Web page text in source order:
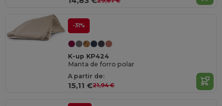
-31%
K-up KP424
Manta de forro polar
A partir de:
15,11 €21,94 €